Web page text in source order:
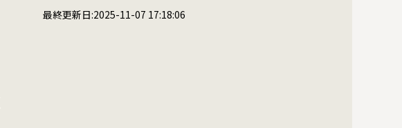
最終更新日:2025-11-07 17:18:06